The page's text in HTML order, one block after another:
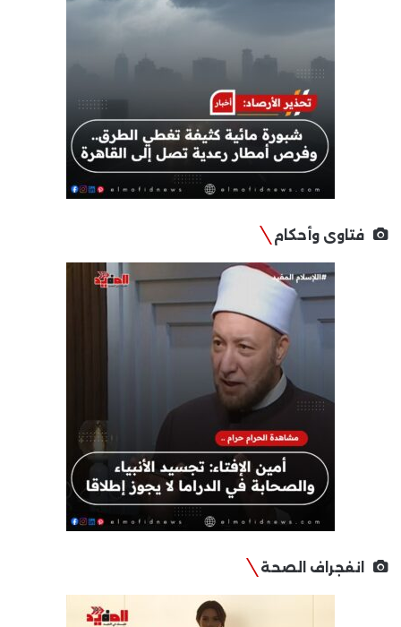
فتاوى وأحكام
انفجراف الصحة